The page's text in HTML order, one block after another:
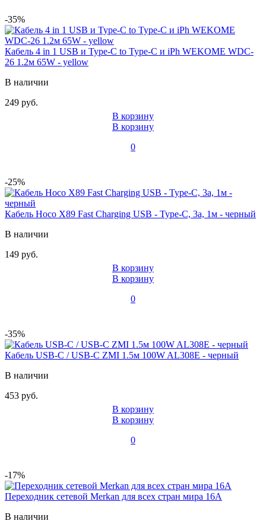
-35%
Кабель 4 in 1 USB и Type-C to Type-C и iPh WEKOME WDC-
26 1.2м 65W - yellow
В наличии
249 руб.
В корзину
В корзину
0
-25%
Кабель Hoco X89 Fast Charging USB - Type-C, 3а, 1м - черный
В наличии
149 руб.
В корзину
В корзину
0
-35%
Кабель USB-C / USB-C ZMI 1.5м 100W AL308E - черный
В наличии
453 руб.
В корзину
В корзину
0
-17%
Переходник сетевой Merkan для всех стран мира 16A
В наличии